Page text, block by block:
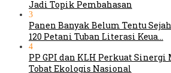
Jadi Topik Pembahasan
3
Panen Banyak Belum Tentu
120 Petani Tuban Literasi Keua…
4
PP GPI dan KLH Perkuat Sinergi
Tobat Ekologis Nasional